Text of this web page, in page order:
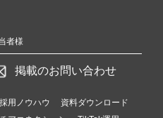
者様
掲載のお問い合わせ
採用ノウハウ
資料ダウンロード